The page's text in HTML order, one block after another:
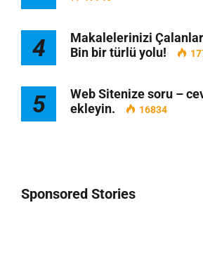
4
Makalelerinizi
Bin bir türlü yolu!
5
Web Sitenize soru –
ekleyin.
16834
Sponsored Stories